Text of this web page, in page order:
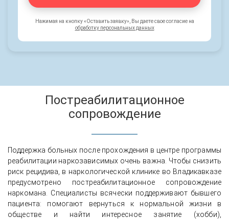
Нажимая на кнопку «Оставить заявку», Вы даете свое согласие на
обработку персональных данных
Постреабилитационное
сопровождение
Поддержка больных после прохождения в центре программы
реабилитации наркозависимых очень важна. Чтобы снизить
риск рецидива, в наркологической клинике во Владикавказе
предусмотрено постреабилитационное сопровождение
наркомана. Специалисты всячески поддерживают бывшего
пациента: помогают вернуться к нормальной жизни в
обществе и найти интересное занятие (хобби),